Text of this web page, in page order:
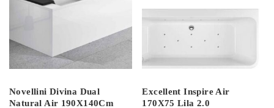
Novellini Divina Dual
Natural Air 190X140Cm
Excellent Inspire Air
170X75 Lila 2.0